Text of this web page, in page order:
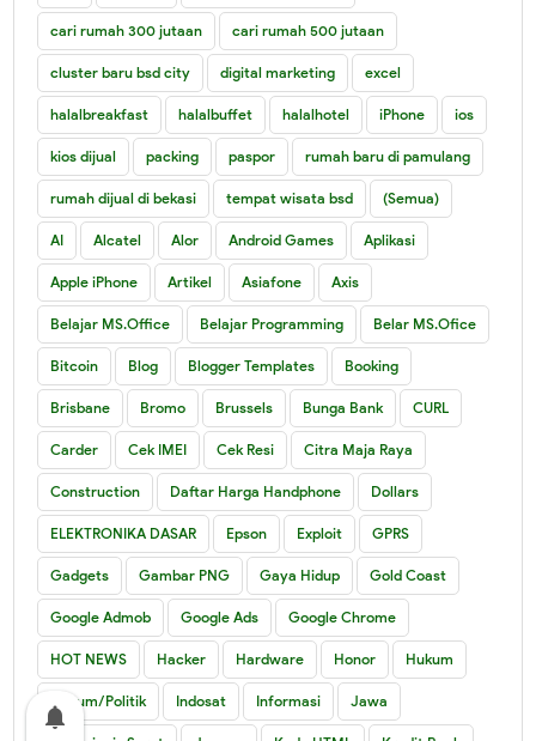
cari rumah 300 jutaan cari rumah 500 jutaan
cluster baru bsd city digital marketing excel
halalbreakfast halalbuffet halalhotel iPhone ios
kios dijual packing paspor rumah baru di pamulang
rumah dijual di bekasi tempat wisata bsd (Semua)
AI Alcatel Alor Android Games Aplikasi
Apple iPhone Artikel Asiafone Axis
Belajar MS.Office Belajar Programming Belar MS.Ofice
Bitcoin Blog Blogger Templates Booking
Brisbane Bromo Brussels Bunga Bank CURL
Carder Cek IMEI Cek Resi Citra Maja Raya
Construction Daftar Harga Handphone Dollars
ELEKTRONIKA DASAR Epson Exploit GPRS
Gadgets Gambar PNG Gaya Hidup Gold Coast
Google Admob Google Ads Google Chrome
HOT NEWS Hacker Hardware Honor Hukum
Hukum/Politik Indosat Informasi Jawa
notifications